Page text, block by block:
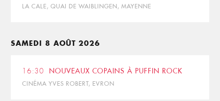
LA CALE, QUAI DE WAIBLINGEN, MAYENNE
SAMEDI 8 AOÛT 2026
16:30 NOUVEAUX COPAINS À PUFFIN ROCK
CINÉMA YVES ROBERT, EVRON